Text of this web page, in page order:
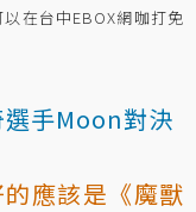
在台中EBOX網咖打免
選手Moon對決
應該是《魔獸